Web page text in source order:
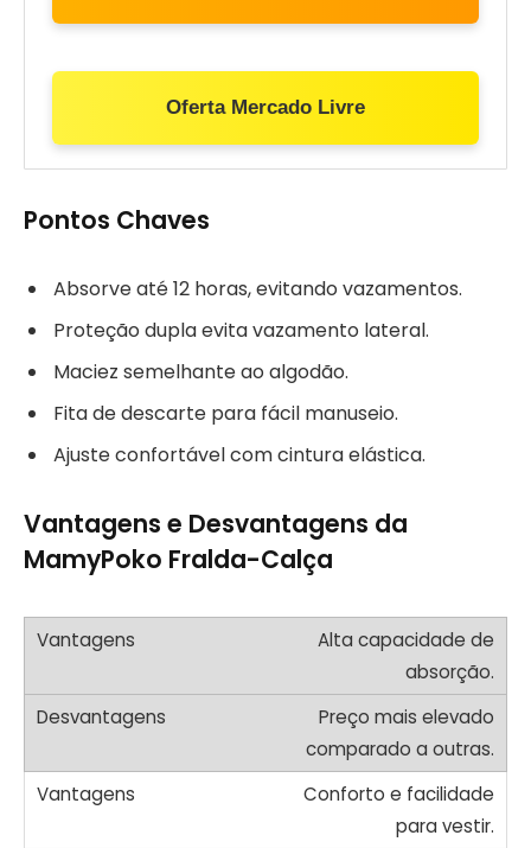
Oferta Mercado Livre
Pontos Chaves
Absorve até 12 horas, evitando vazamentos.
Proteção dupla evita vazamento lateral.
Maciez semelhante ao algodão.
Fita de descarte para fácil manuseio.
Ajuste confortável com cintura elástica.
Vantagens e Desvantagens da
MamyPoko Fralda-Calça
Alta capacidade de
absorção.
Preço mais elevado
comparado a outras.
Conforto e facilidade
para vestir.